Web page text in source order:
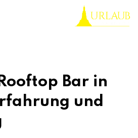
Bar in
und